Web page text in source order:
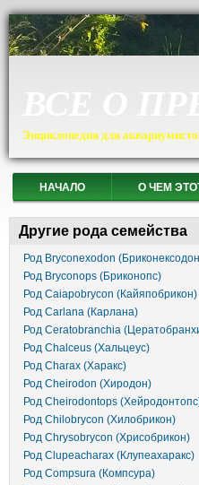
Энциклопедия для
НАЧАЛО О ЧЕМ
Другие рода семейства
Род Bryconexodon
Род Bryconops (Бриконопс)
Род Caiapobrycon (Кайяпобрикон)
Род Carlana (Карлана)
Род Ceratobranchia
Род Chalceus (Хальцеус)
Род Charax (Харакс)
Род Cheirodon (Хиродон)
Род Cheirodontops
Род Chilobrycon (Хилобрикон)
Род Chrysobrycon (Хрисобрикон)
Род Clupeacharax (Клупеахаракс)
Род Compsura (Компсура)